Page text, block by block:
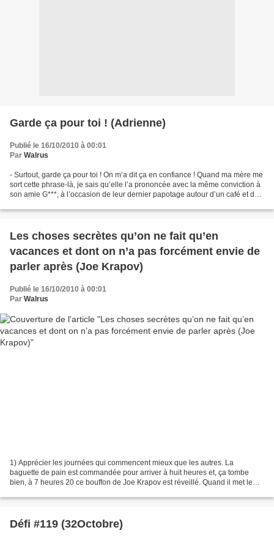
Garde ça pour toi ! (Adrienne)
Publié le 16/10/2010 à 00:01
Par Walrus
- Surtout, garde ça pour toi ! On m’a dit ça en confiance ! Quand ma mère me
sort cette phrase-là, je sais qu’elle l’a prononcée avec la même conviction à
son amie G***, à l’occasion de leur dernier papotage autour d’un café et de
Les choses secrètes qu’on ne fait qu’en
vacances et dont on n’a pas forcément envie de
parler après (Joe Krapov)
Publié le 16/10/2010 à 00:01
Par Walrus
1) Apprécier les journées qui commencent mieux que les autres. La
baguette de pain est commandée pour arriver à huit heures et, ça tombe
bien, à 7 heures 20 ce bouffon de Joe Krapov est réveillé. Quand il met le
Défi #119 (32Octobre)